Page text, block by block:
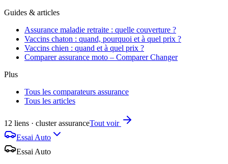
Guides & articles
Assurance maladie retraite : quelle couverture ?
Vaccins chaton : quand, pourquoi et à quel prix ?
Vaccins chien : quand et à quel prix ?
Comparer assurance moto – Comparer Changer
Plus
Tous les comparateurs assurance
Tous les articles
12 liens · cluster assuranceTout voir
Essai Auto
Essai Auto